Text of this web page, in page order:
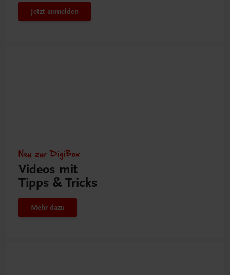
Jetzt anmelden
Neu zur DigiBox
Videos mit
Tipps & Tricks
Mehr dazu